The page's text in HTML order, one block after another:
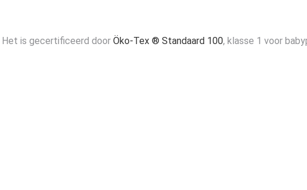
Het is gecertificeerd door Öko-Tex ® Standaard 100, klasse 1 voor